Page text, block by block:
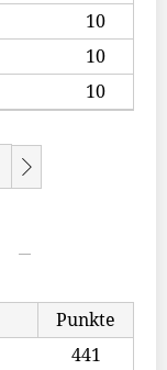
10
10
10
Punkte
441